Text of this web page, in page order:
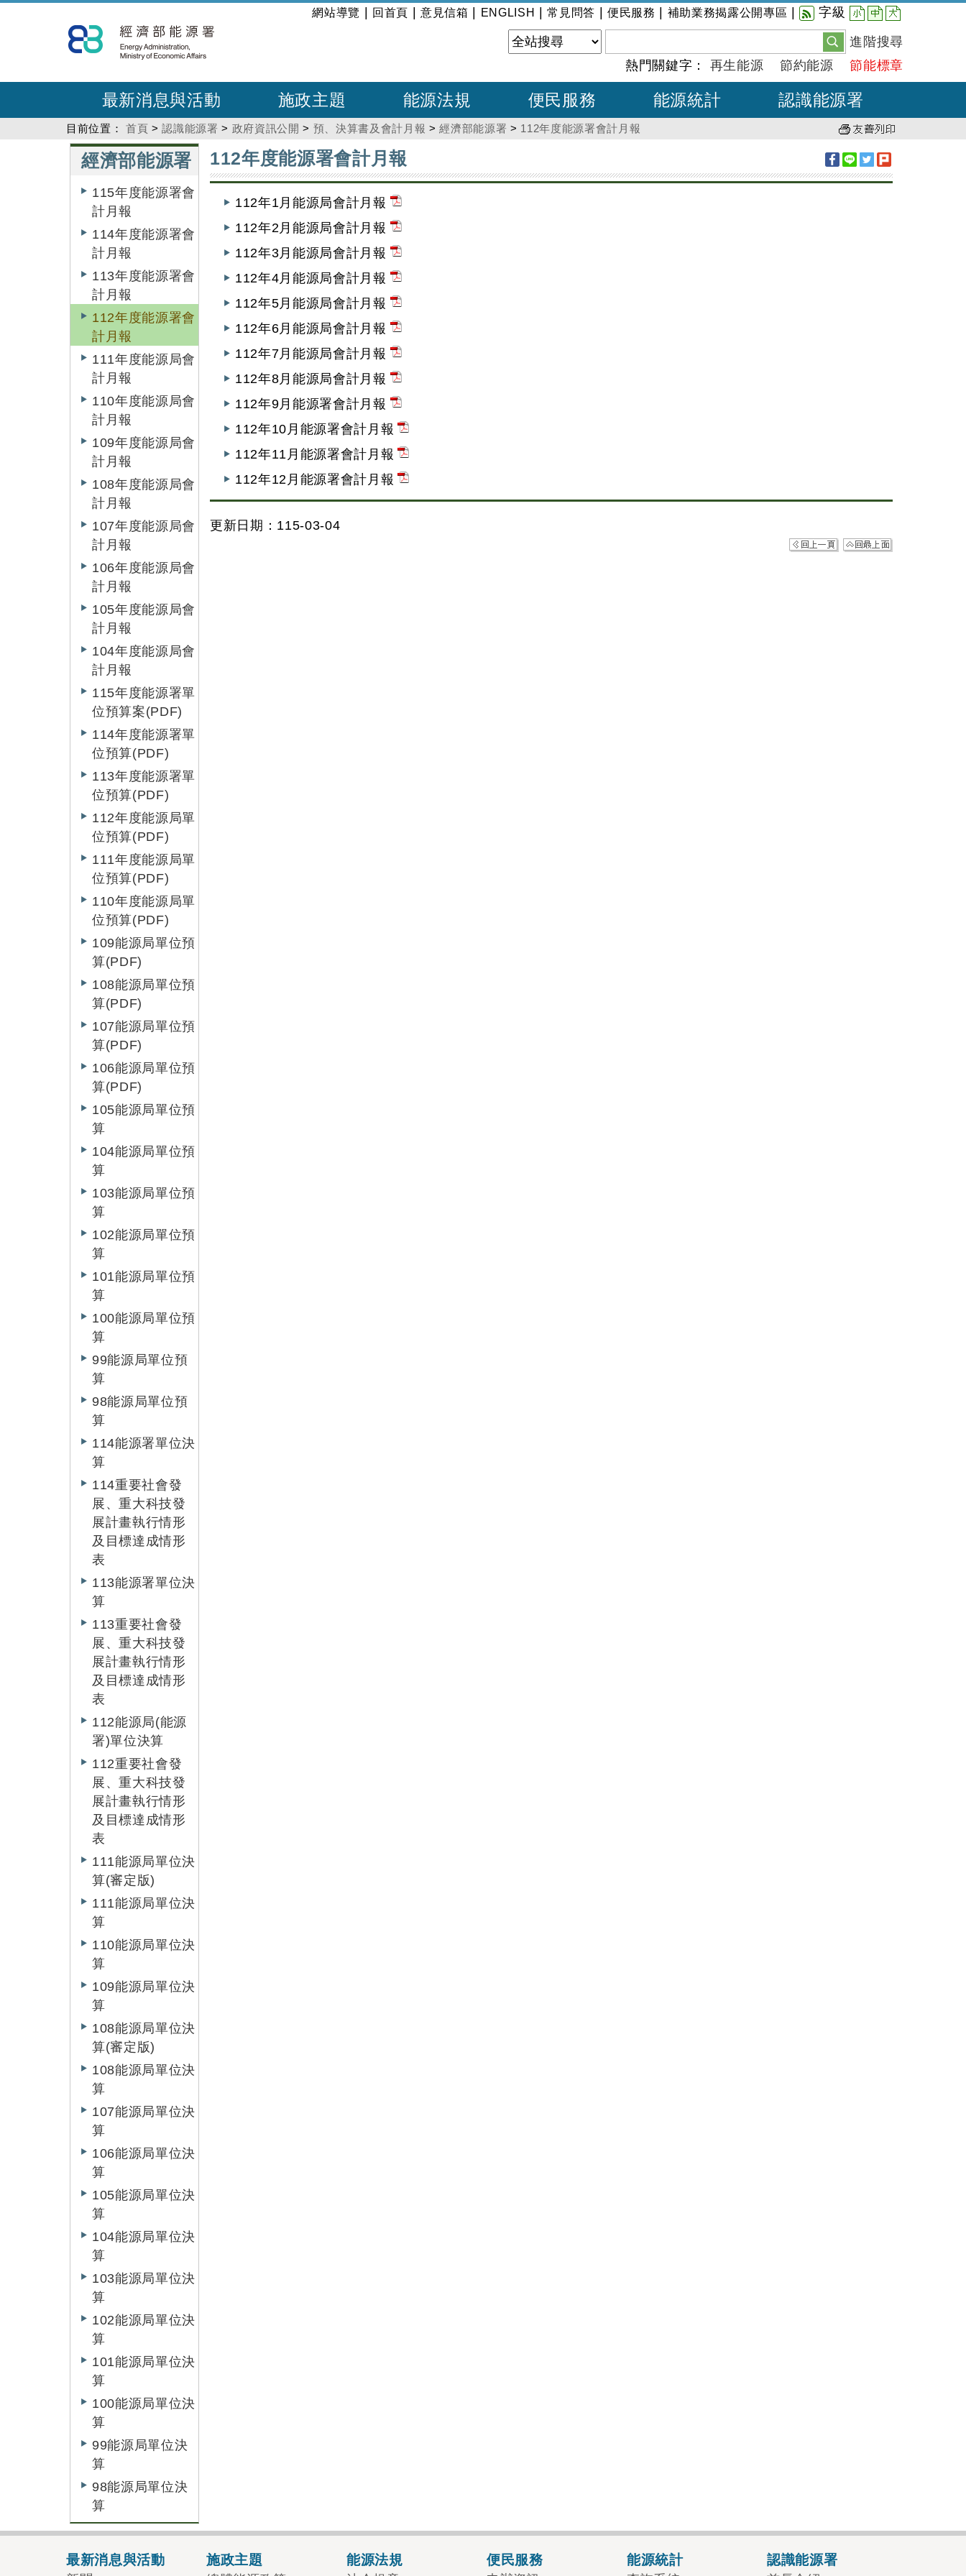
到
主
內
:::
網站導覽 回首頁 意見信箱 ENGLISH |常見問答 便民服務 補助業務揭露公開專區 字級 小 中 大
進階搜尋
熱門關鍵字： 再生能源 節約能源 節能標章
最新消息與活動 施政主題 能源法規 便民服務 能源統計 認識能源署
目前位置： 首頁 >認識能源署 > 政府資訊公開 > 預、決算書及會計月報 >經濟部能源署 > 112年度能源署會計月報
經濟部能源署
115年度能源署會
計月報
114年度能源署會
計月報
113年度能源署會
計月報
112年度能源署會
計月報
111年度能源局會
計月報
110年度能源局會
計月報
109年度能源局會
計月報
108年度能源局會
計月報
107年度能源局會
計月報
106年度能源局會
計月報
105年度能源局會
計月報
104年度能源局會
計月報
115年度能源署單
位預算案(PDF)
114年度能源署單
位預算(PDF)
113年度能源署單
位預算(PDF)
112年度能源局單
位預算(PDF)
111年度能源局單
位預算(PDF)
110年度能源局單
位預算(PDF)
109能源局單位預
算(PDF)
108能源局單位預
算(PDF)
107能源局單位預
算(PDF)
106能源局單位預
算(PDF)
105能源局單位預
算
104能源局單位預
算
103能源局單位預
算
102能源局單位預
算
101能源局單位預
算
100能源局單位預
算
99能源局單位預
算
98能源局單位預
算
114能源署單位決
算
114重要社會發
展、重大科技發
展計畫執行情形
及目標達成情形
表
113能源署單位決
算
113重要社會發
展、重大科技發
展計畫執行情形
及目標達成情形
表
112能源局(能源
署)單位決算
112重要社會發
展、重大科技發
展計畫執行情形
及目標達成情形
表
111能源局單位決
算(審定版)
111能源局單位決
算
110能源局單位決
算
109能源局單位決
算
108能源局單位決
算(審定版)
108能源局單位決
算
107能源局單位決
算
106能源局單位決
算
105能源局單位決
算
104能源局單位決
算
103能源局單位決
算
102能源局單位決
算
101能源局單位決
算
100能源局單位決
算
99能源局單位決
算
98能源局單位決
算
112年度能源署會計月報
112年1月能源局會計月報
112年2月能源局會計月報
112年3月能源局會計月報
112年4月能源局會計月報
112年5月能源局會計月報
112年6月能源局會計月報
112年7月能源局會計月報
112年8月能源局會計月報
112年9月能源署會計月報
112年10月能源署會計月報
112年11月能源署會計月報
112年12月能源署會計月報
更新日期：115-03-04
最新消息與活動 施政主題 能源法規 便民服務 能源統計 認識能源署